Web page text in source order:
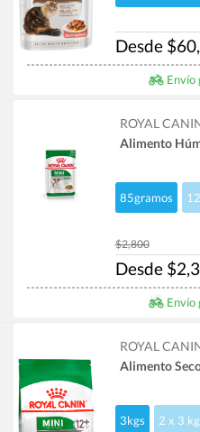
Desde
Envío
ROYAL
Alimento
85gramos
$2,800
Desde
Envío
ROYAL
Alimento
3kgs 2 x 3 kg